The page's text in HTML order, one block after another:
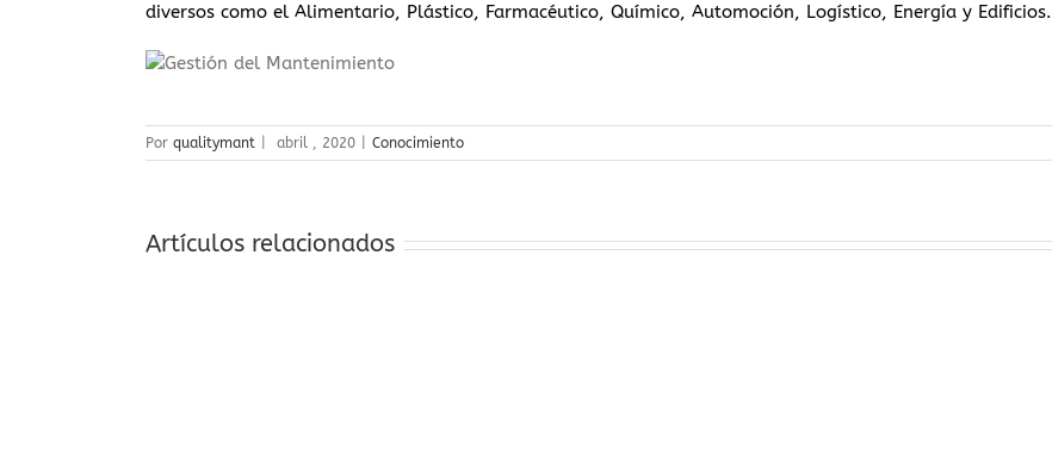
diversos como el Alimentario, Plástico, Farmacéutico, Químico, Automoción, Logístico, Energía y Edificios.
Por qualitymant abril , 2020 Conocimiento
Artículos relacionados